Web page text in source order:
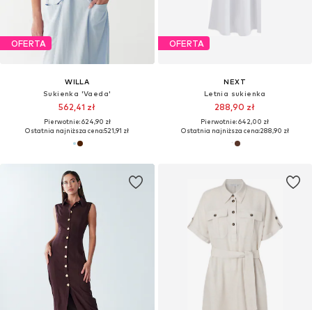
OFERTA
WILLA
Sukienka 'Vaeda'
562,41 zł
Pierwotnie: 624,90 zł
Ostatnia najniższa cena:521,91 zł
OFERTA
NEXT
Letnia sukienka
288,90 zł
Pierwotnie: 642,00 zł
Ostatnia najniższa cena:288,90 zł